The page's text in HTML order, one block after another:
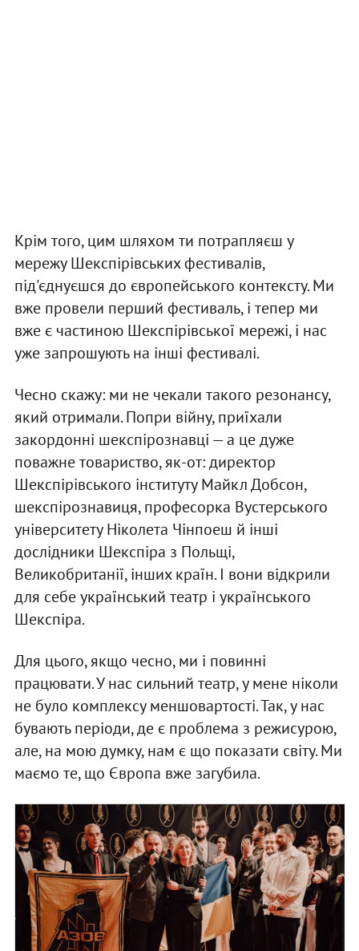
Крім того, цим шляхом ти потрапляєш у
мережу Шекспірівських фестивалів,
під'єднуєшся до європейського контексту. Ми
вже провели перший фестиваль, і тепер ми
вже є частиною Шекспірівської мережі, і нас
уже запрошують на інші фестивалі.
Чесно скажу: ми не чекали такого резонансу,
який отримали. Попри війну, приїхали
закордонні шекспірознавці — а це дуже
поважне товариство, як-от: директор
Шекспірівського інституту Майкл Добсон,
шекспірознавиця, професорка Вустерського
університету Ніколета Чінпоеш й інші
дослідники Шекспіра з Польщі,
Великобританії, інших країн. І вони відкрили
для себе український театр і українського
Шекспіра.
Для цього, якщо чесно, ми і повинні
працювати. У нас сильний театр, у мене ніколи
не було комплексу меншовартості. Так, у нас
бувають періоди, де є проблема з режисурою,
але, на мою думку, нам є що показати світу. Ми
маємо те, що Європа вже загубила.